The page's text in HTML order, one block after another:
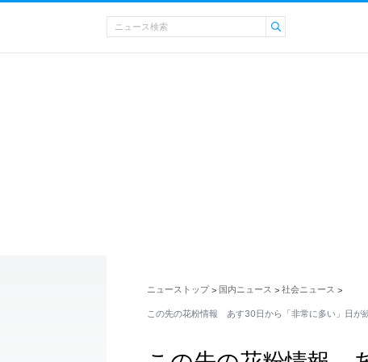
ニューストップ > 国内ニュース > 社会ニュース >
この先の花粉情報 あす30日から「非常に多い」日